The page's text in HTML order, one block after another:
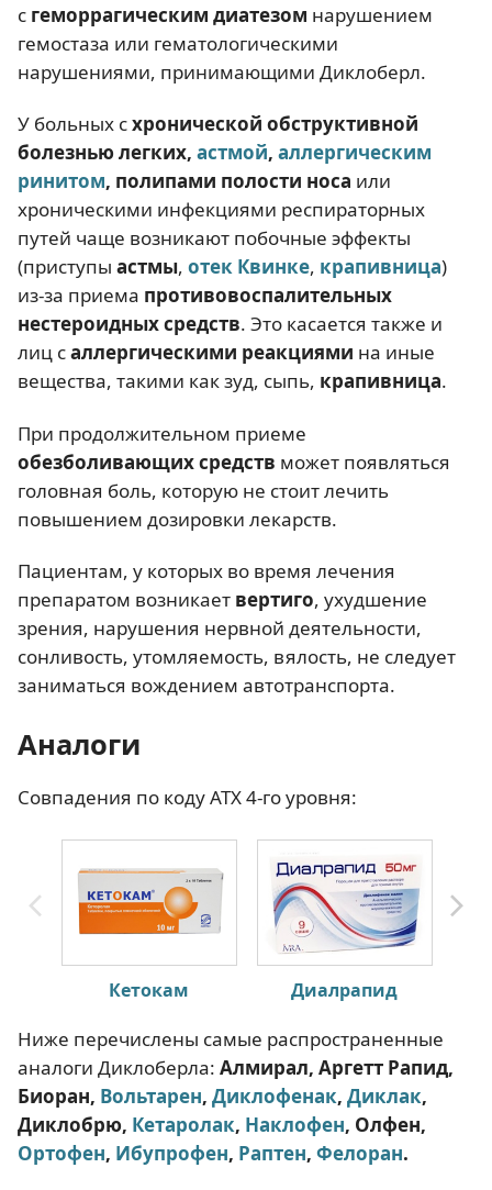
с геморрагическим диатезом нарушением
гемостаза или гематологическими
нарушениями, принимающими Диклоберл.
У больных схронической обструктивной
болезнью легких, астмой, аллергическим
ринитом, полипами полости носа или
хроническими инфекциями респираторных
путей чаще возникают побочные эффекты
(приступы астмы, отек Квинке, крапивница)
из-за приема противовоспалительных
нестероидных средств. Это касается также и
лиц саллергическими реакциями на иные
вещества, такими как зуд, сыпь, крапивница.
При продолжительном приеме
обезболивающих средств может появляться
головная боль, которую не стоит лечить
повышением дозировки лекарств.
Пациентам, у которых во время лечения
препаратом возникает вертиго, ухудшение
зрения, нарушения нервной деятельности,
сонливость, утомляемость, вялость, не следует
заниматься вождением автотранспорта.
Аналоги
Совпадения по коду АТХ 4-го уровня:
Кетокам Диалрапид
Ниже перечислены самые распространенные
аналоги Диклоберла: Алмирал, Аргетт Рапид,
Биоран, Вольтарен, Диклофенак, Диклак,
Диклобрю, Кетаролак, Наклофен, Олфен,
Ортофен, Ибупрофен, Раптен, Фелоран.